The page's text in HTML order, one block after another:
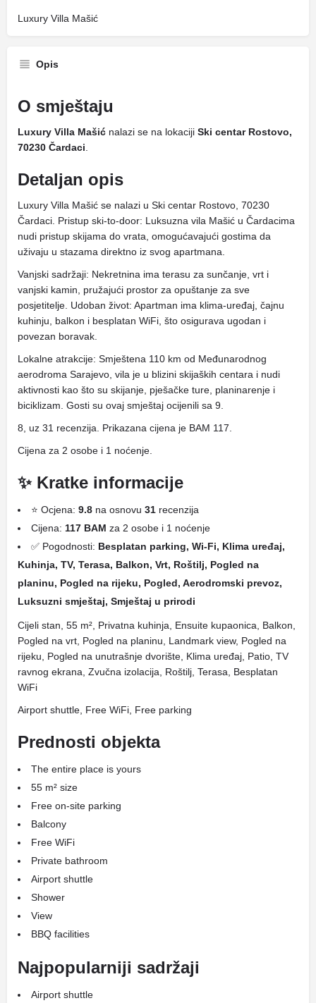
Luxury Villa Mašić
Opis
O smještaju
Luxury Villa Mašić nalazi se na lokaciji Ski centar Rostovo,
70230 Čardaci
Detaljan opis
Luxury Villa Mašić se nalazi u Ski centar Rostovo, 70230
Čardaci. Pristup ski-to-door: Luksuzna vila Mašić u Čardacima
nudi pristup skijama do vrata, omogućavajući gostima da
uživaju u stazama direktno iz svog apartmana.
Vanjski sadržaji: Nekretnina ima terasu za sunčanje, vrt i
vanjski kamin, pružajući prostor za opuštanje za sve
posjetitelje. Udoban život: Apartman ima klima-uređaj, čajnu
kuhinju, balkon i besplatan WiFi, što osigurava ugodan i
povezan boravak.
Lokalne atrakcije: Smještena 110 km od Međunarodnog
aerodroma Sarajevo, vila je u blizini skijaških centara i nudi
aktivnosti kao što su skijanje, pješačke ture, planinarenje i
biciklizam. Gosti su ovaj smještaj ocijenili sa 9.
8, uz 31 recenzija. Prikazana cijena je BAM 117.
Cijena za 2 osobe i 1 noćenje.
✨ Kratke informacije
⭐ Ocjena: 9.8 na osnovu 31 recenzija
Cijena: 117 BAM za 2 osobe i 1 noćenje
✅ Pogodnosti: Besplatan parking, Wi-Fi, Klima uređaj,
Kuhinja, TV, Terasa, Balkon, Vrt, Roštilj, Pogled na
planinu, Pogled na rijeku, Pogled, Aerodromski prevoz,
Luksuzni smještaj, Smještaj u prirodi
Cijeli stan, 55 m², Privatna kuhinja, Ensuite kupaonica, Balkon,
Pogled na vrt, Pogled na planinu, Landmark view, Pogled na
rijeku, Pogled na unutrašnje dvorište, Klima uređaj, Patio, TV
ravnog ekrana, Zvučna izolacija, Roštilj, Terasa, Besplatan
WiFi
Airport shuttle, Free WiFi, Free parking
Prednosti objekta
The entire place is yours
55 m² size
Free on-site parking
Balcony
Free WiFi
Private bathroom
Airport shuttle
Shower
View
BBQ facilities
Najpopularniji sadržaji
Airport shuttle